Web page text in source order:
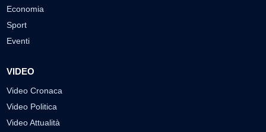
Economia
Sport
Eventi
VIDEO
Video Cronaca
Video Politica
Video Attualità